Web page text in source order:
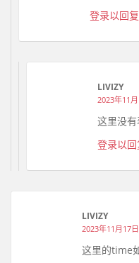
登录以回复
LIVIZY
2023年11
这里没
登录以回
LIVIZY
2023年11月17
这里的time